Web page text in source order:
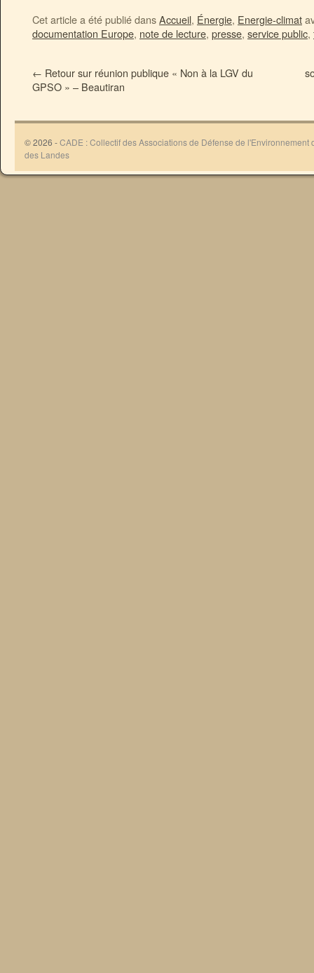
Cet article a été publié dansAccueil, Énergie, Energie-climat
documentation Europe, note de lecture, presse, service public,
← Retour sur réunion publique « Non à la LGV du
GPSO » – Beautiran
© 2026 -CADE : Collectif des Associations de Défense de l'Environnement
des Landes